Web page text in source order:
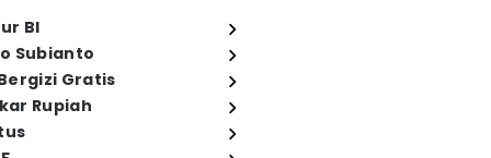
BI
Subianto
Gratis
Rupiah